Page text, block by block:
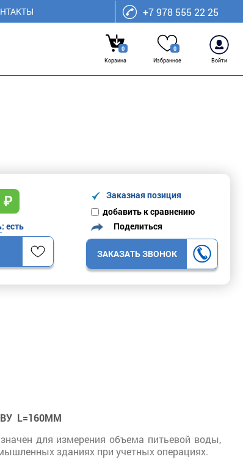
+7 978 555 22 25
0
Корзина
0
Избранное
Войти
₽
Заказная позиция
добавить к сравнению
: есть Поделиться
ЗАКАЗАТЬ ЗВОНОК
L=160ММ
для измерения объема питьевой воды,
зданиях при учетных операциях.